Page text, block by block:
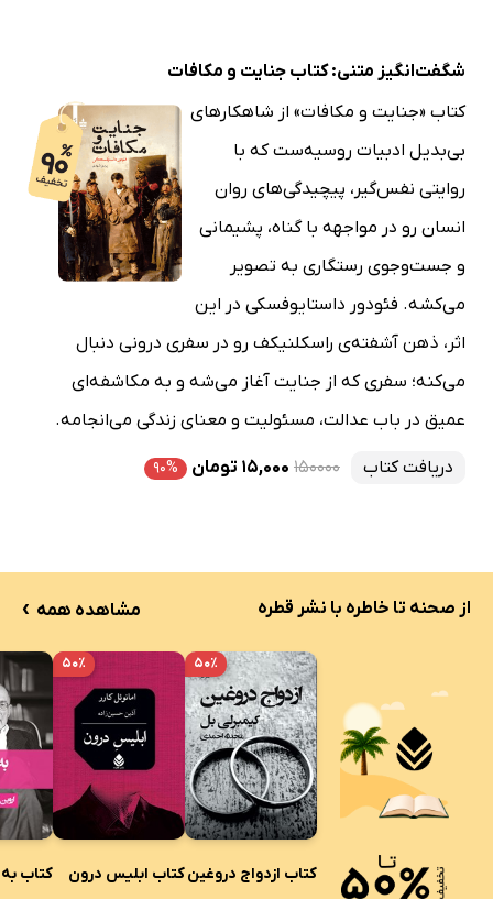
شگفت‌انگیز متنی: کتاب جنایت و مکافات
کتاب «جنایت و مکافات» از شاهکارهای
بی‌بدیل ادبیات روسیه‌ست که با
روایتی نفس‌گیر، پیچیدگی‌های روان
انسان رو در مواجهه با گناه، پشیمانی
و جست‌وجوی رستگاری به تصویر
می‌کشه. فئودور داستایوفسکی در این
اثر، ذهن آشفته‌ی راسکلنیکف رو در سفری درونی دنبال
می‌کنه؛ سفری که از جنایت آغاز می‌شه و به مکاشفه‌ای
عمیق در باب عدالت، مسئولیت و معنای زندگی می‌انجامه.
۱۵۰۰۰۰ ۱۵,۰۰۰ تومان ۹۰% دریافت کتاب
از صحنه تا خاطره با نشر قطره مشاهده همه ›
۵۰٪
کتاب ازدواج دروغین
۵۰٪
کتاب ابلیس درون
کتاب